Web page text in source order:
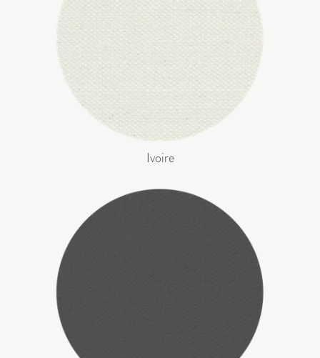
Ivoire